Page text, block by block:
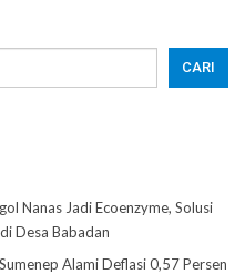
CARI
Nanas Jadi Ecoenzyme, Solusi
Desa Babadan
Alami Deflasi 0,57 Persen